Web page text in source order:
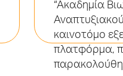
“Ακαδημία
καινοτόμο
πλατφόρμα,